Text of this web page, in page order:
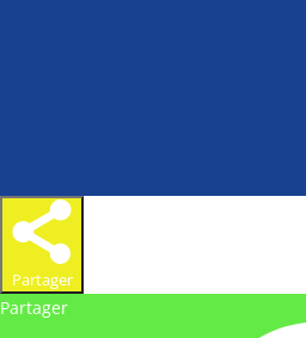
Partager
Partager